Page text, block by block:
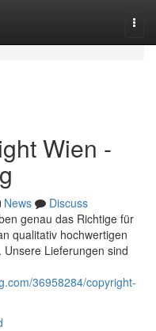
Wien -
News
Discuss
genau das Richtige für
qualitativ hochwertigen
Lieferungen sind
36958284/copyright-